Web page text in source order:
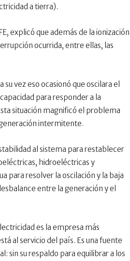
a tierra).
explicó que además de la ionización
ocurrida, entre ellas, las
vez eso ocasionó que oscilara el
para responder a la
situación magnificó el problema
intermitente.
al sistema para restablecer
hidroeléctricas y
para resolver la oscilación y la baja
entre la generación y el
es la empresa más
al servicio del país. Es una fuente
sin su respaldo para equilibrar a los